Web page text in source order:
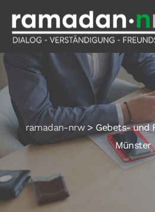
ramadan-nrw> Gebets- und
Münster